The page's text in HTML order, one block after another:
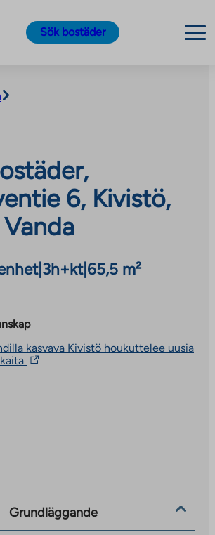
Sök bostäder
6, Kivistö,
| 3h+kt| 65,5 m²
kasvava Kivistö houkuttelee uusia
The
new
Grundläggande